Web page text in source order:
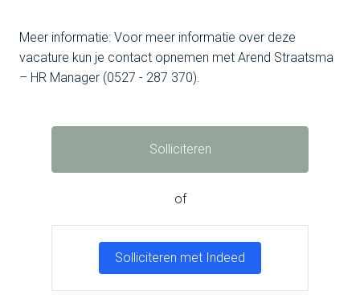
Meer informatie: Voor meer informatie over deze
vacature kun je contact opnemen met Arend Straatsma
– HR Manager (0527 - 287 370).
Solliciteren
of
Solliciteren met Indeed